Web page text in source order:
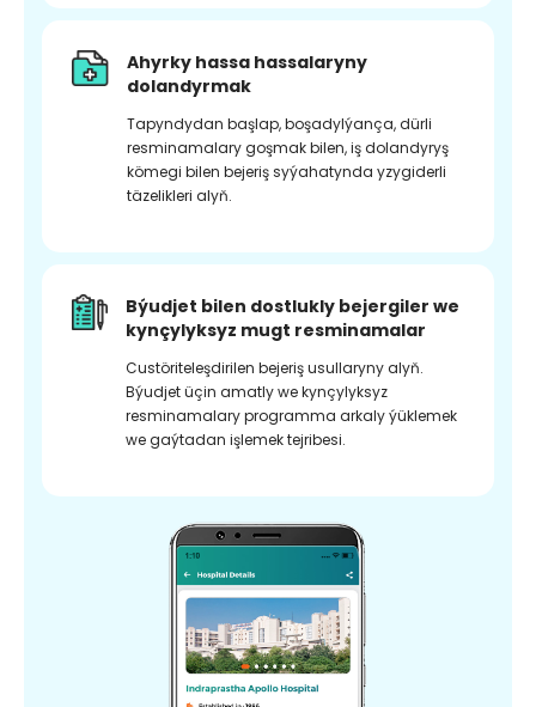
Ahyrky hassa hassalaryny
dolandyrmak
Tapyndydan başlap, boşadylýança, dürli
resminamalary goşmak bilen, iş dolandyryş
kömegi bilen bejeriş syýahatynda yzygiderli
täzelikleri alyň.
Býudjet bilen dostlukly bejergiler we
kynçylyksyz mugt resminamalar
Custöriteleşdirilen bejeriş usullaryny alyň.
Býudjet üçin amatly we kynçylyksyz
resminamalary programma arkaly ýüklemek
we gaýtadan işlemek tejribesi.